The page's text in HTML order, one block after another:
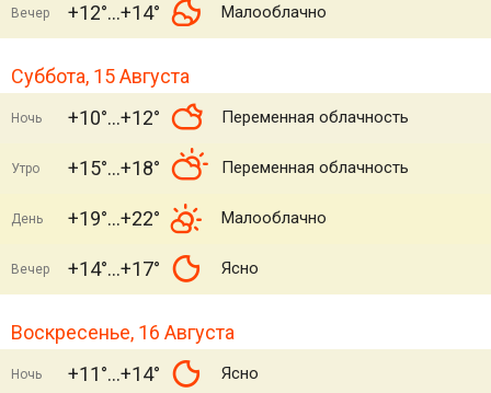
Вечер +12° +14° Малооблачно
Суббота, 15 Августа
Ночь +10° +12° Переменная облачность
Утро +15° +18° Переменная облачность
День +19° +22° Малооблачно
Вечер +14° +17° Ясно
Воскресенье, 16 Августа
Ночь +11° +14° Ясно